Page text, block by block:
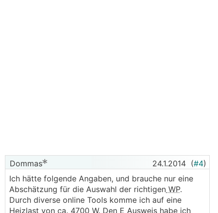
Dommas 24.1.2014 (#4)
Ich hätte folgende Angaben, und brauche nur eine
Abschätzung für die Auswahl der richtigen WP.
Durch diverse online Tools komme ich auf eine
Heizlast von ca. 4700 W. Den E Ausweis habe ich